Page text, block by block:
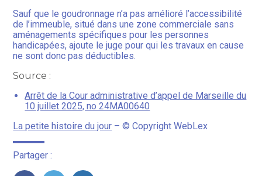
Sauf que le goudronnage n’a pas amélioré l’accessibilité
de l’immeuble, situé dans une zone commerciale sans
aménagements spécifiques pour les personnes
handicapées, ajoute le juge pour qui les travaux en cause
ne sont donc pas déductibles.
Source :
Arrêt de la Cour administrative d’appel de Marseille du
10 juillet 2025, no 24MA00640
La petite histoire du jour – © Copyright WebLex
Partager :